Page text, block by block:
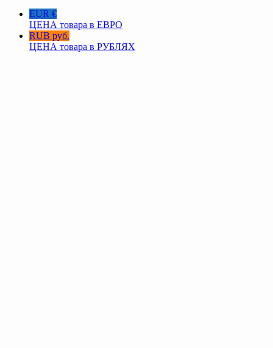
EUR €
ЦЕНА товара в ЕВРО
RUB руб.
ЦЕНА товара в РУБЛЯХ